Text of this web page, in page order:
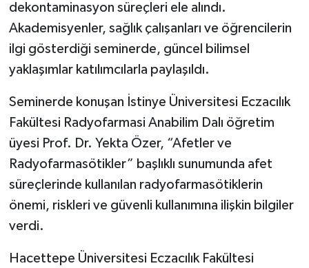
dekontaminasyon süreçleri ele alındı.
Akademisyenler, sağlık çalışanları ve öğrencilerin
ilgi gösterdiği seminerde, güncel bilimsel
yaklaşımlar katılımcılarla paylaşıldı.
Seminerde konuşan İstinye Üniversitesi Eczacılık
Fakültesi Radyofarmasi Anabilim Dalı öğretim
üyesi Prof. Dr. Yekta Özer, “Afetler ve
Radyofarmasötikler” başlıklı sunumunda afet
süreçlerinde kullanılan radyofarmasötiklerin
önemi, riskleri ve güvenli kullanımına ilişkin bilgiler
verdi.
Hacettepe Üniversitesi Eczacılık Fakültesi